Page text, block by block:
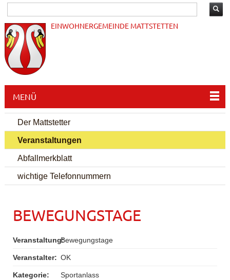
EINWOHNERGEMEINDE MATTSTETTEN
MENÜ
Der Mattstetter
Veranstaltungen
Abfallmerkblatt
wichtige Telefonnummern
BEWEGUNGSTAGE
Veranstaltung:Bewegungstage
Veranstalter: OK
Kategorie: Sportanlass